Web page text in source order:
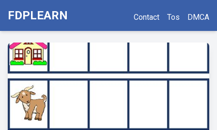
FDPLEARN Contact Tos DMCA